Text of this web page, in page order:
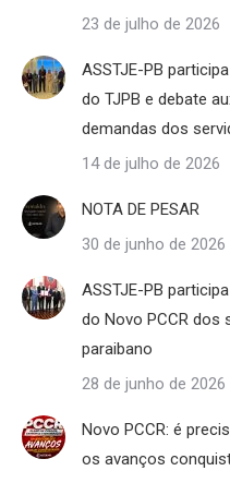
23 de julho de 2026
ASSTJE-PB
do TJPB e debate
demandas dos
14 de julho de 2026
NOTA DE PESAR
30 de junho de 2026
ASSTJE-PB
do Novo PCCR dos
paraibano
28 de junho de 2026
Novo PCCR: é
os avanços